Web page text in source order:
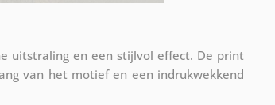
uitstraling en een stijlvol effect. De print
van het motief en een indrukwekkend